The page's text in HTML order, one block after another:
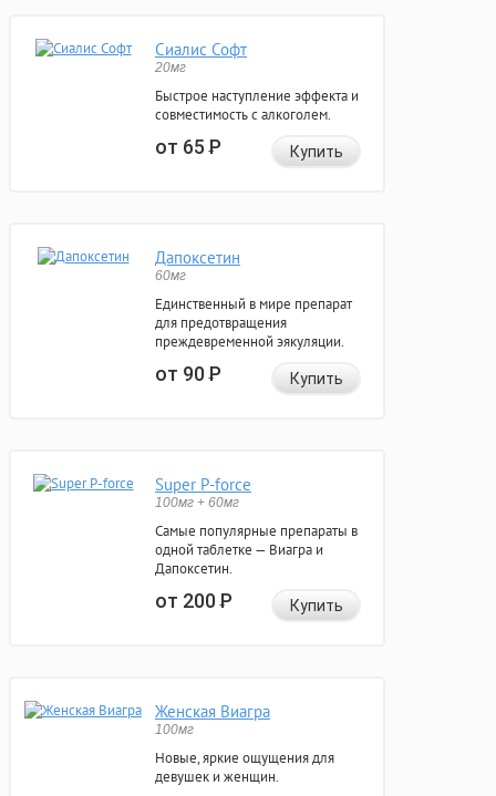
Сиалис Софт
20мг
Быстрое наступление эффекта и
совместимость с алкоголем.
от 65Р Купить
Дапоксетин
60мг
Единственный в мире препарат
для предотвращения
преждевременной эякуляции.
от 90Р Купить
Super P-force
100мг + 60мг
Самые популярные препараты в
одной таблетке — Виагра и
Дапоксетин.
от 200Р Купить
Женская Виагра
100мг
Новые, яркие ощущения для
девушек и женщин.